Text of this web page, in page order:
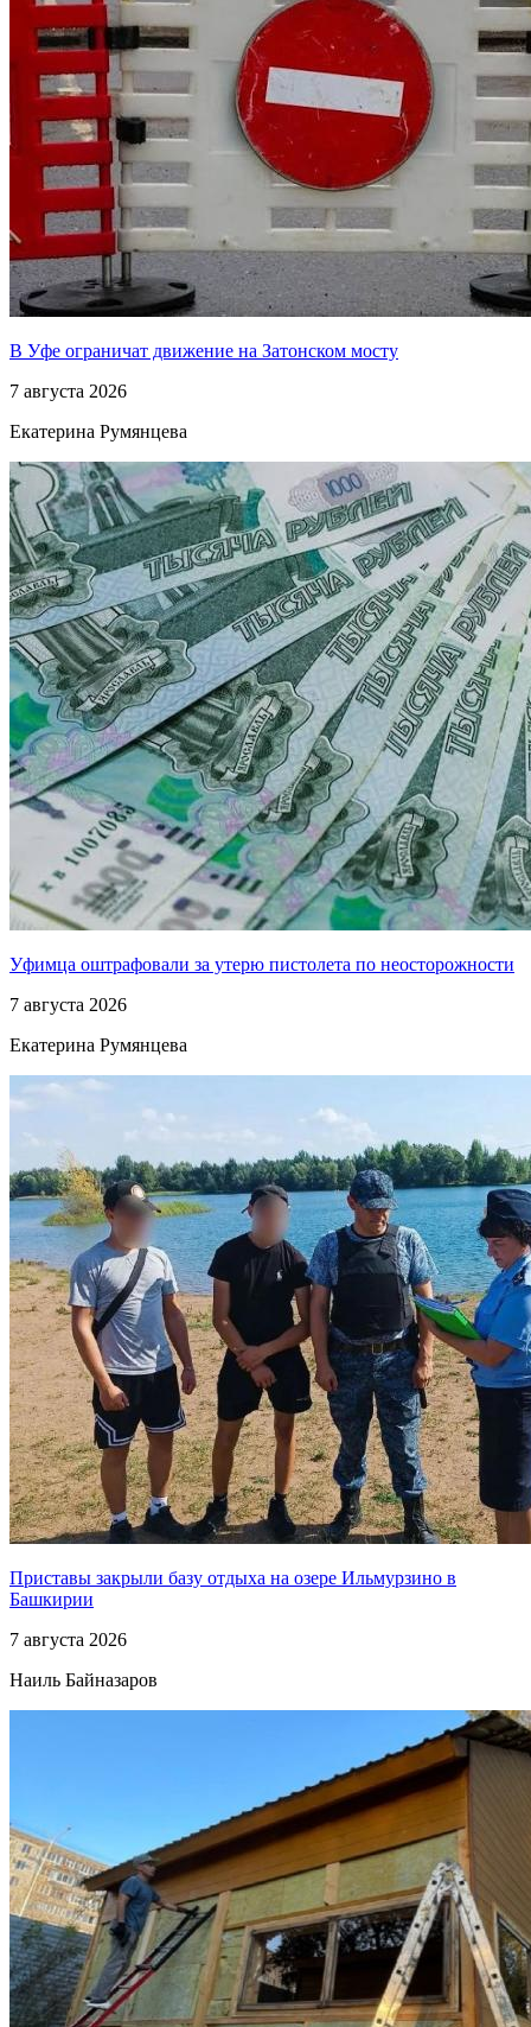
В Уфе ограничат движение на Затонском мосту
7 августа 2026
Екатерина Румянцева
Уфимца оштрафовали за утерю пистолета по неосторожности
7 августа 2026
Екатерина Румянцева
Приставы закрыли базу отдыха на озере Ильмурзино в
Башкирии
7 августа 2026
Наиль Байназаров